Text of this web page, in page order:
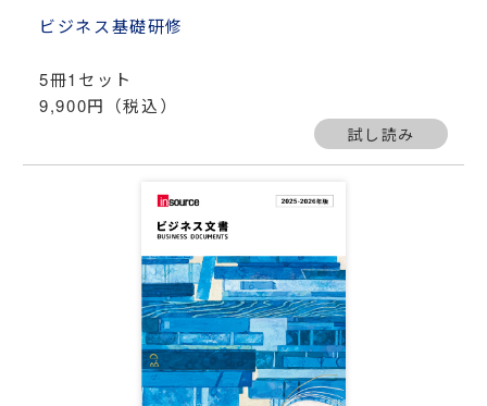
ビジネス基礎研修
5冊1セット
9,900円（税込）
試し読み